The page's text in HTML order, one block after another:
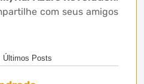
com seus amigos
Últimos Posts